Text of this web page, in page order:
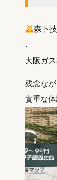
森下
.
大阪ガ
残念な
貴重な